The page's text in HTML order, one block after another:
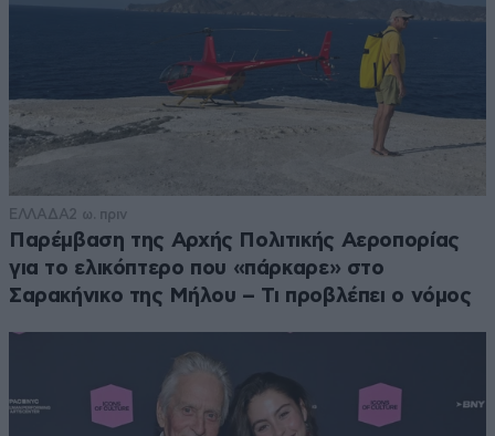
ΕΛΛΑΔΑ2 ω. πριν
Παρέμβαση της Αρχής Πολιτικής Αεροπορίας
για το ελικόπτερο που «πάρκαρε» στο
Σαρακήνικο της Μήλου – Τι προβλέπει ο νόμος